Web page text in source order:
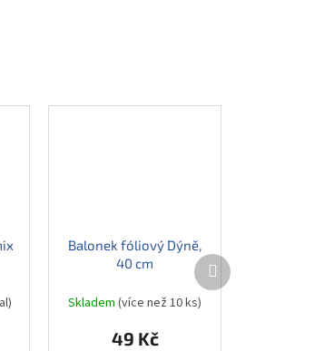
Balonek fóliový Dýně,
40 cm
Skladem(více než 10 ks)
49 Kč
Další
produkt